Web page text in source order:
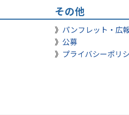
その他
パンフレット・広
公募
プライバシーポリ